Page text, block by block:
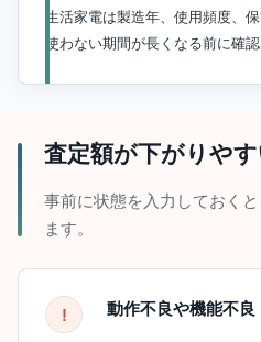
生活家電は製造年、使用頻度、
使わない期間が長くなる前に確認
査定額が下がりや
事前に状態を入力しておく
ます。
動作不良や機能不良